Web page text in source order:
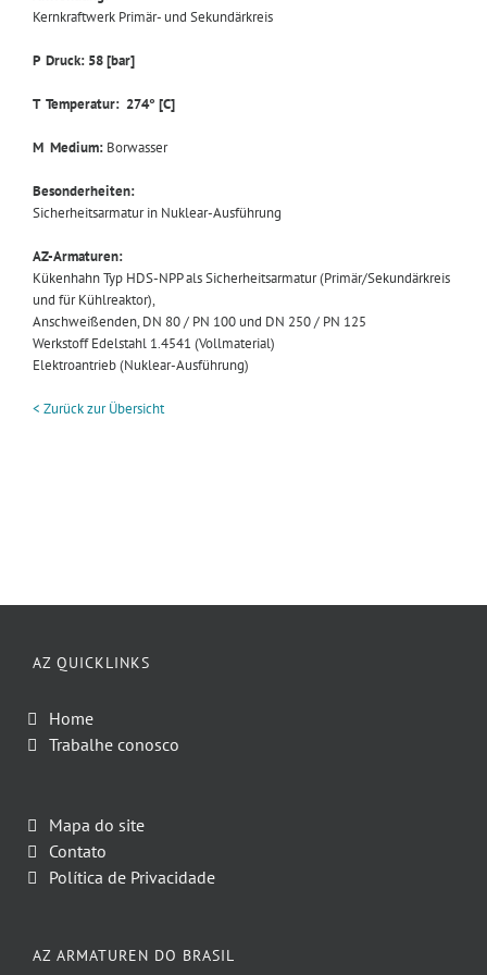
Kernkraftwerk Primär- und Sekundärkreis
P Druck: 58 [bar]
T Temperatur: 274° [C]
M Medium: Borwasser
Besonderheiten:
Sicherheitsarmatur in Nuklear-Ausführung
AZ-Armaturen:
Kükenhahn Typ HDS-NPP als Sicherheitsarmatur (Primär/Sekundärkreis
und für Kühlreaktor),
Anschweißenden, DN 80 / PN 100 und DN 250 / PN 125
Werkstoff Edelstahl 1.4541 (Vollmaterial)
Elektroantrieb (Nuklear-Ausführung)
< Zurück zur Übersicht
AZ QUICKLINKS
Home
Trabalhe conosco
Mapa do site
Contato
Política de Privacidade
AZ ARMATUREN DO BRASIL